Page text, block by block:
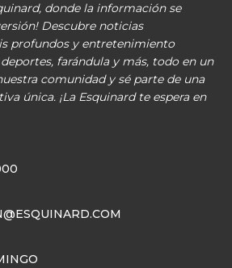
donde la información se
Descubre noticias
profundos y entretenimiento
farándula y más, todo en un
comunidad y sé parte de una
única. ¡La Esquinard te espera en